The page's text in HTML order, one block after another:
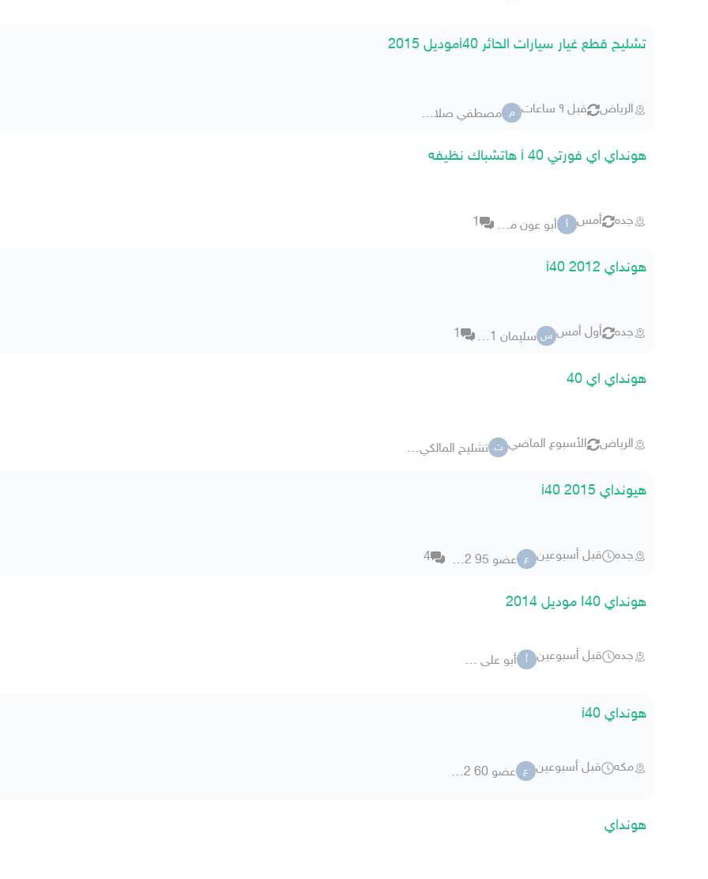
تشليح قطع غيار سيارات الحائر i40موديل 2015
الرياض قبل ٩ ساعات م مصطفي صلاح 2786
هونداي اي فورتي i 40 هاتشباك نظيفه
جده أمس أ أبو عون مطور عقاري 1
هونداي i40 2012
جده أول أمس س سليمان 23921 1
هونداي اي 40
الرياض الأسبوع الماضي ت تشليح المالكي 5497
هيونداي i40 2015
جده قبل أسبوعين ع عضو 95 42152 4
هونداي I40 موديل 2014
جده قبل أسبوعين أ أبو على 83
هونداي i40
مكه قبل أسبوعين ع عضو 60 5781432
هونداي